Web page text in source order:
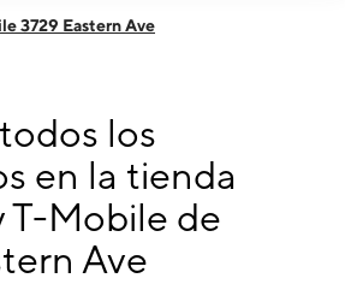
a 8:00 p. m.
a 8:00 p. m.
a 8:00 p. m.
a 8:00 p. m.
MD 21224
3729 Eastern Ave
los
en la tienda
T-Mobile de
Ave